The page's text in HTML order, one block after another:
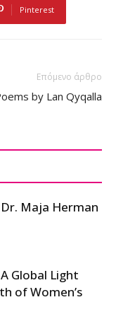
Pinterest
Επόμενο άρθρο
by Lan Qyqalla
Maja Herman
Global Light
of Women’s